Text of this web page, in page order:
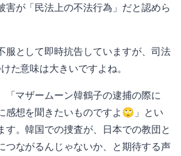
害が「民法上の不法行為」だと認めら
服として即時抗告していますが、司法
た意味は大きいですよね。
「マザームーン韓鶴子の逮捕の際に
感想を聞きたいものですよ🙄」とい
す。韓国での捜査が、日本での教団と
つながるんじゃないか、と期待する声